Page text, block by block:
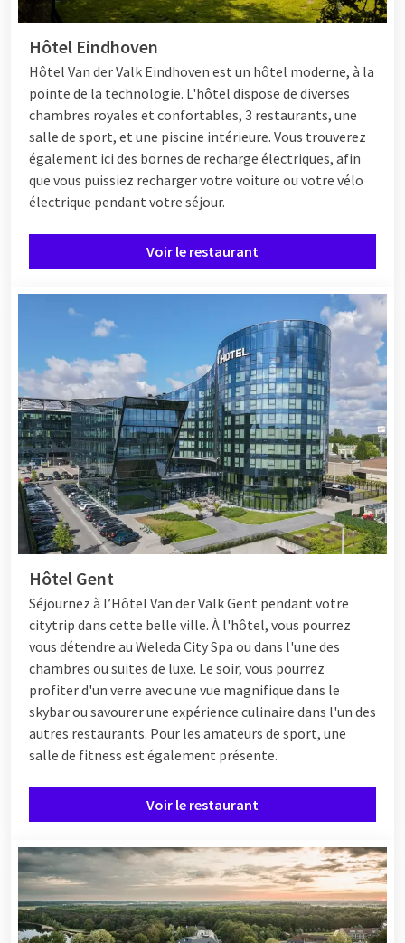
Hôtel Eindhoven
Hôtel Van der Valk Eindhoven est un hôtel moderne, à la
pointe de la technologie. L'hôtel dispose de diverses
chambres royales et confortables, 3 restaurants, une
salle de sport, et une piscine intérieure. Vous trouverez
également ici des bornes de recharge électriques, afin
que vous puissiez recharger votre voiture ou votre vélo
électrique pendant votre séjour.
Voir le restaurant
Hôtel Gent
Séjournez à l’Hôtel Van der Valk Gent pendant votre
citytrip dans cette belle ville. À l'hôtel, vous pourrez
vous détendre au Weleda City Spa ou dans l'une des
chambres ou suites de luxe. Le soir, vous pourrez
profiter d'un verre avec une vue magnifique dans le
skybar ou savourer une expérience culinaire dans l'un des
autres restaurants. Pour les amateurs de sport, une
salle de fitness est également présente.
Voir le restaurant